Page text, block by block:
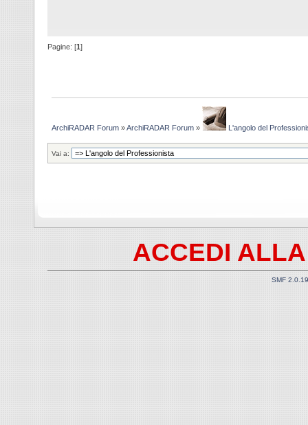
Pagine: [1 ]
ArchiRADAR Forum »ArchiRADAR Forum » L'angolo del
Vai a:
ACCEDI
SMF 2.0.19